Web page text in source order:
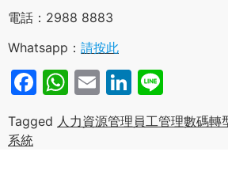
電話：2988 8883
Whatsapp： 請按此
Facebook
WhatsApp
EmailLinkedIn
Tagged 人力資源管理 員工管理數碼轉
系統